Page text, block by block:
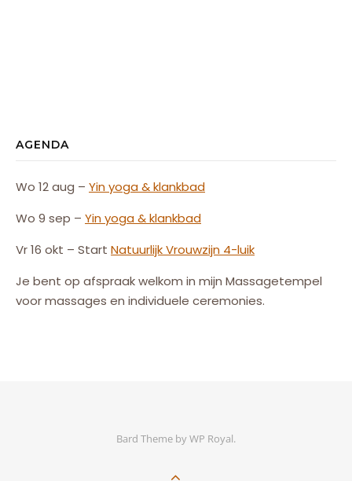
AGENDA
Wo 12 aug – Yin yoga & klankbad
Wo 9 sep – Yin yoga & klankbad
Vr 16 okt – Start NatuurlijkVrouwzijn 4-luik
Je bent op afspraak welkom in mijn Massagetempel
voor massages en individuele ceremonies.
Bard Theme byWP Royal.